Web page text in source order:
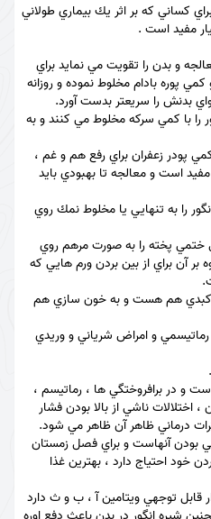
كساني كه بر اثر يك بيماري طولاني
مفيد است .
و بدن را تقويت مي نمايد براي
كمي پوره بادام مخلوط نموده و روزانه
را با كمي سركه مخلوط مي كنند و به
پودر زعفران براي رفع هم و غم ،
است و معالجه تا بهبودي بايد
را به تنهايي يا مخلوط نمك روي
ختمي پخته را به صورت مرهم روي
بر آن براي از بين بردن ورم هايي كه
كبدي هم هست و به خون سازي هم
و امراض شرياني و وريدي
و در برافروختگي ها ، رماتيسم ،
ناشي از بالا بودن فشار
درماني ظاهر آن ظاهر مي شود.
بودن آنهاست و براي فصل زمستان
خود احتياج دارد ، بهترين غذا
قابل توجهي ويتامين آ ، ب و ث دارد